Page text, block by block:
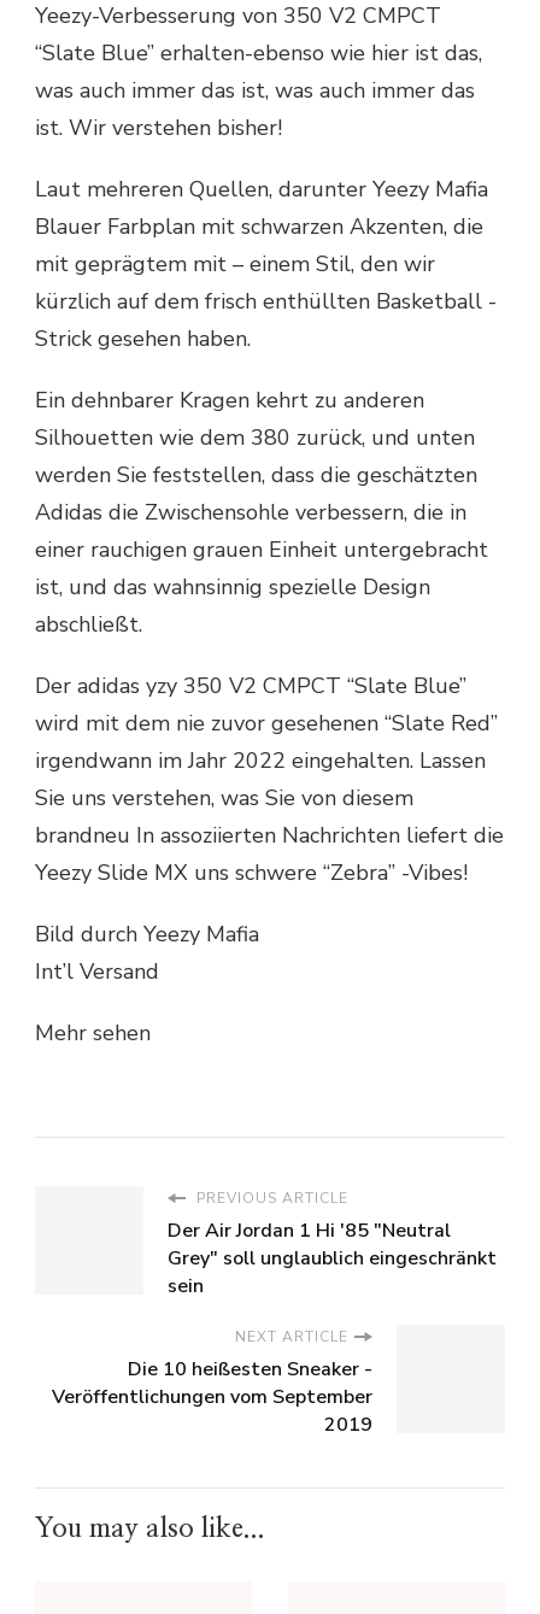
Yeezy-Verbesserung von 350 V2 CMPCT
“Slate Blue” erhalten-ebenso wie hier ist das,
was auch immer das ist, was auch immer das
ist. Wir verstehen bisher!
Laut mehreren Quellen, darunter Yeezy Mafia
Blauer Farbplan mit schwarzen Akzenten, die
mit geprägtem mit – einem Stil, den wir
kürzlich auf dem frisch enthüllten Basketball -
Strick gesehen haben.
Ein dehnbarer Kragen kehrt zu anderen
Silhouetten wie dem 380 zurück, und unten
werden Sie feststellen, dass die geschätzten
Adidas die Zwischensohle verbessern, die in
einer rauchigen grauen Einheit untergebracht
ist, und das wahnsinnig spezielle Design
abschließt.
Der adidas yzy 350 V2 CMPCT “Slate Blue”
wird mit dem nie zuvor gesehenen “Slate Red”
irgendwann im Jahr 2022 eingehalten. Lassen
Sie uns verstehen, was Sie von diesem
brandneu In assoziierten Nachrichten liefert die
Yeezy Slide MX uns schwere “Zebra” -Vibes!
Bild durch Yeezy Mafia
Int’l Versand
Mehr sehen
PREVIOUS ARTICLE
Der Air Jordan 1 Hi '85 "Neutral
Grey" soll unglaublich eingeschränkt
sein
NEXT ARTICLE
Die 10 heißesten Sneaker -
Veröffentlichungen vom September
2019
You may also like...